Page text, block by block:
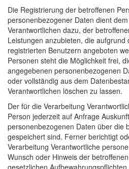
Die Registrierung der betroffenen
personenbezogener Daten dient
Verantwortlichen dazu, der
Leistungen anzubieten, die
registrierten Benutzern angeboten
Personen steht die Möglichkeit frei,
angegebenen personenbezogenen
oder vollständig aus dem
Verantwortlichen löschen zu lassen.
Der für die Verarbeitung
Person jederzeit auf Anfrage
personenbezogenen Daten über die
gespeichert sind. Ferner berichtigt
Verarbeitung Verantwortliche
Wunsch oder Hinweis der
gesetzlichen